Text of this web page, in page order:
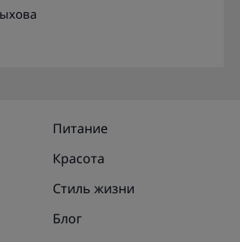
Питание
Красота
Стиль жизни
Блог